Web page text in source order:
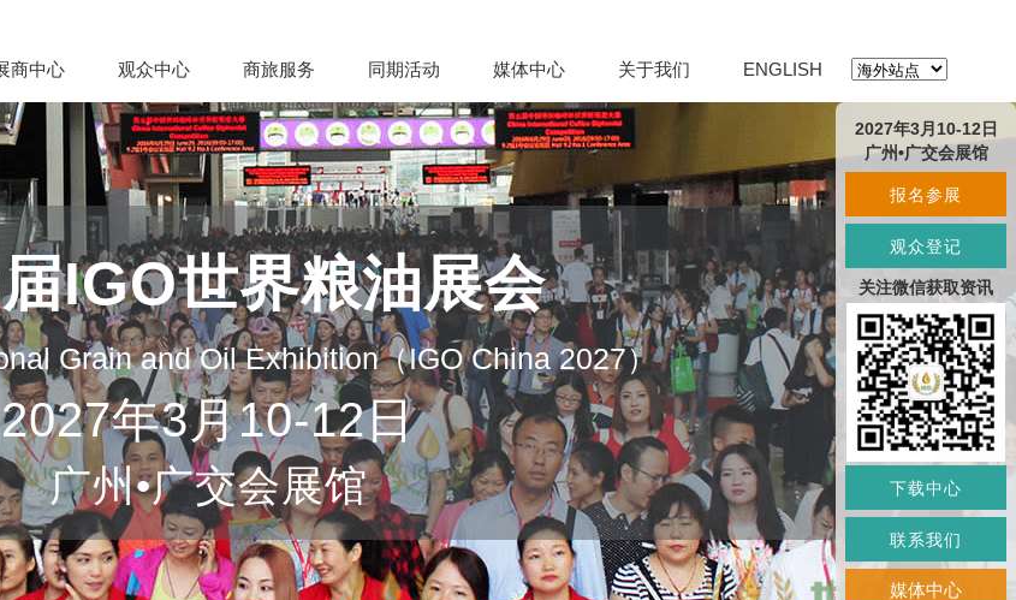
商中心 观众中心 商旅服务 同期活动 媒体中心 关于我们 ENGLISH
IGO世界粮油展会
Grain and Oil Exhibition（IGO China 2027）
2027年3月10-12日
广州•广交会展馆
2027年3月10-12日
广州•广交会展馆
报名参展
观众登记
关注微信获取资讯
下载中心
联系我们
媒体中心